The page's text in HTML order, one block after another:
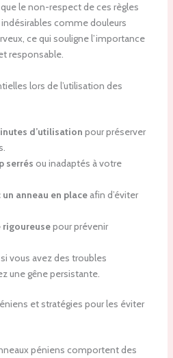
le non-respect de ces règles
comme douleurs
ce qui souligne l’importance
responsable.
lors de l’utilisation des
d’utilisation pour préserver
serrés ou inadaptés à votre
anneau en placeafin d’éviter
rigoureusepour prévenir
si vous avez des troubles
une gêne persistante.
et stratégies pour les éviter
péniens comportent des